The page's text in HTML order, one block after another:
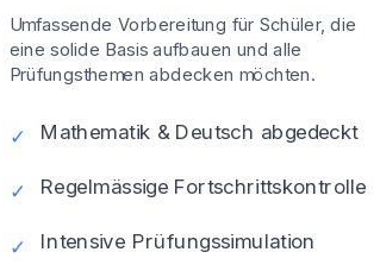
Umfassende Vorbereitung für Schüler, die
eine solide Basis aufbauen und alle
Prüfungsthemen abdecken möchten.
✓ Mathematik & Deutsch abgedeckt
✓ Regelmässige Fortschrittskontrolle
✓ Intensive Prüfungssimulation